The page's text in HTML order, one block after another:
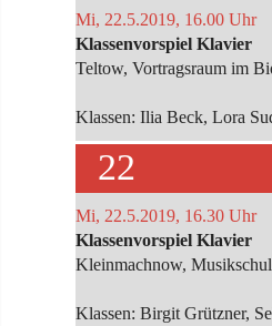
Mi, 22.5.2019, 16.00 Uhr
Klassenvorspiel Klavier
Teltow, Vortragsraum im
Klassen: Ilia Beck, Lora
22
Mi, 22.5.2019, 16.30 Uhr
Klassenvorspiel Klavier
Kleinmachnow,
Klassen: Birgit Grützner,